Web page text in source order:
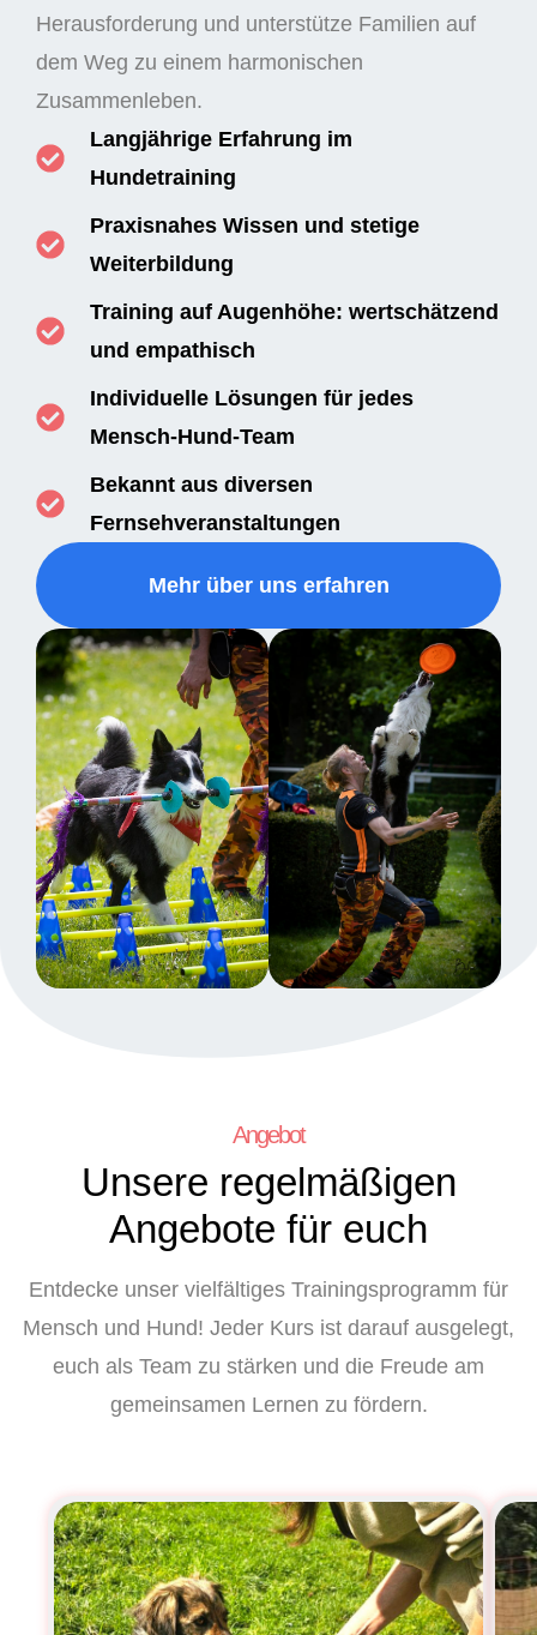
Herausforderung und unterstütze Familien auf
dem Weg zu einem harmonischen
Zusammenleben.
Langjährige Erfahrung im
Hundetraining
Praxisnahes Wissen und stetige
Weiterbildung
Training auf Augenhöhe: wertschätzend
und empathisch
Individuelle Lösungen für jedes
Mensch-Hund-Team
Bekannt aus diversen
Fernsehveranstaltungen
Mehr über uns erfahren
Angebot
Unsere regelmäßigen
Angebote für euch
Entdecke unser vielfältiges Trainingsprogramm für
Mensch und Hund! Jeder Kurs ist darauf ausgelegt,
euch als Team zu stärken und die Freude am
gemeinsamen Lernen zu fördern.